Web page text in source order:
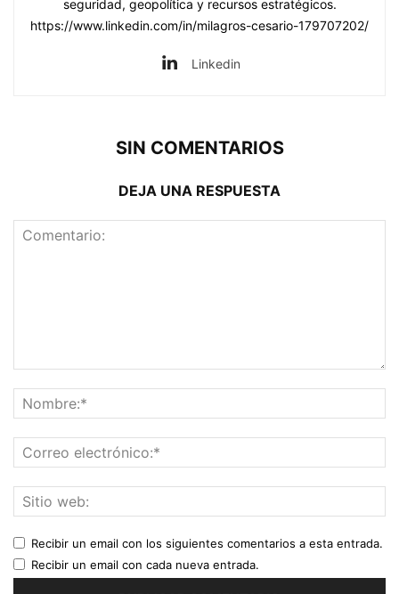
seguridad, geopolítica y recursos estratégicos.
https://www.linkedin.com/in/milagros-cesario-179707202/
Linkedin
SIN COMENTARIOS
DEJA UNA RESPUESTA
Recibir un email con los siguientes comentarios a esta entrada.
Recibir un email con cada nueva entrada.